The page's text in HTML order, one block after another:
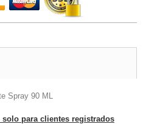
Spray 90 ML
para clientes registrados